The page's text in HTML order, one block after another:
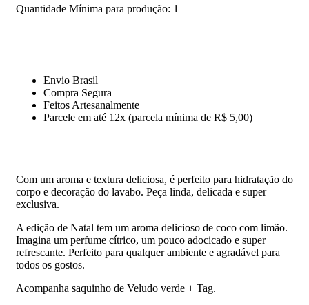
Quantidade Mínima para produção: 1
Envio Brasil
Compra Segura
Feitos Artesanalmente
Parcele em até 12x (parcela mínima de R$ 5,00)
Com um aroma e textura deliciosa, é perfeito para hidratação do
corpo e decoração do lavabo. Peça linda, delicada e super
exclusiva.
A edição de Natal tem um aroma delicioso de coco com limão.
Imagina um perfume cítrico, um pouco adocicado e super
refrescante. Perfeito para qualquer ambiente e agradável para
todos os gostos.
Acompanha saquinho de Veludo verde + Tag.